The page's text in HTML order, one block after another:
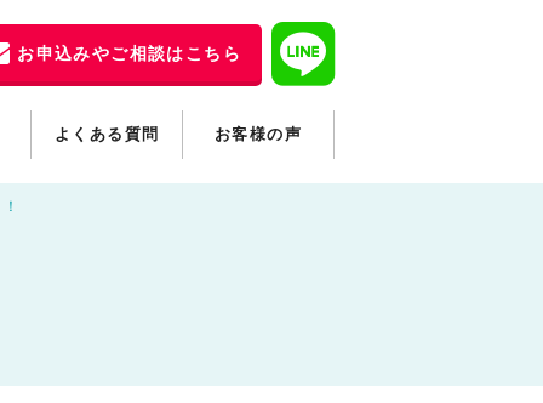
お申込みやご相談はこちら
よくある質問 お客様の声